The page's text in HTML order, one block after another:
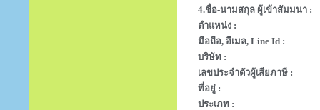
4.ชื่อ-นามสกุล ผู้เข้าสัมมนา :
ตำแหน่ง :
มือถือ, อีเมล, Line Id :
บริษัท :
เลขประจำตัวผู้เสียภาษี :
ที่อยู่ :
ประเภท :